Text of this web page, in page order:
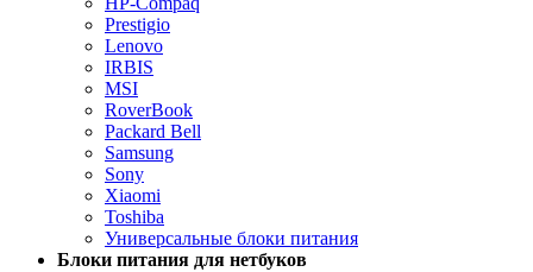
Prestigio
Lenovo
IRBIS
MSI
RoverBook
Packard Bell
Samsung
Sony
Xiaomi
Toshiba
Универсальные блоки питания
Блоки питания для нетбуков